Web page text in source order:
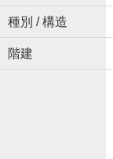
種別 / 構造
階建